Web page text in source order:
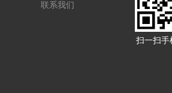
联系我们
扫一扫手